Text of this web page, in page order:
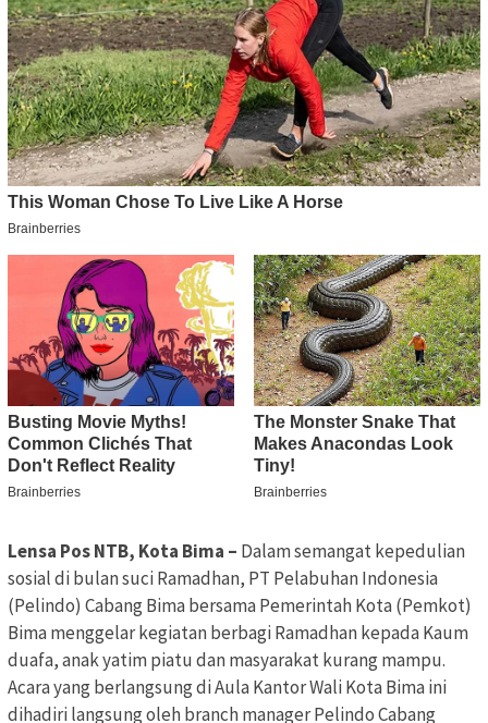
Lensa Pos NTB, Kota Bima – Dalam semangat kepedulian
sosial di bulan suci Ramadhan, PT Pelabuhan Indonesia
(Pelindo) Cabang Bima bersama Pemerintah Kota (Pemkot)
Bima menggelar kegiatan berbagi Ramadhan kepada Kaum
duafa, anak yatim piatu dan masyarakat kurang mampu.
Acara yang berlangsung di Aula Kantor Wali Kota Bima ini
dihadiri langsung oleh branch manager Pelindo Cabang